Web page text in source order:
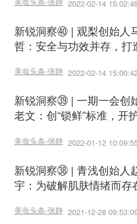
2022-02-14
新锐洞察㊵ | 观梨创始人
哲：安全与功效并存，打
美妆头条-张静 2022-02-14
新锐洞察㊴ | 一期一会创
老文：创“锁鲜”标准，开
美妆头条-张静 2022-01-12
新锐洞察㊳ | 青浅创始人
宇：为破解肌肤情绪而存
美妆头条-张静 2021-12-28